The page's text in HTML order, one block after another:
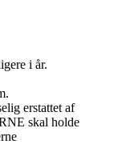
i år.
erstattet af
skal holde